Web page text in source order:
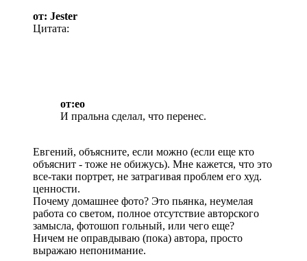
от: Jester
Цитата:
от:eo
И пральна сделал, что перенес.
Евгений, объясните, если можно (если еще кто
объяснит - тоже не обижусь). Мне кажется, что это
все-таки портрет, не затрагивая проблем его худ.
ценности.
Почему домашнее фото? Это пьянка, неумелая
работа со светом, полное отсутствие авторского
замысла, фотошоп гольный, или чего еще?
Ничем не оправдываю (пока) автора, просто
выражаю непонимание.